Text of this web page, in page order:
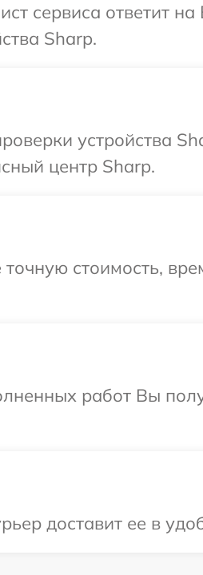
сервиса ответит
Sharp.
устройства
центр Sharp.
стоимость,
работ Вы
доставит ее в